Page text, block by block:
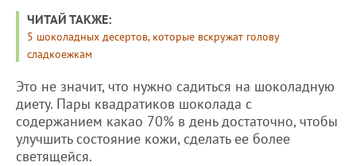
ЧИТАЙ ТАКЖЕ:
5 шоколадных десертов, которые вскружат голову
сладкоежкам
Это не значит, что нужно садиться на шоколадную
диету. Пары квадратиков шоколада с
содержанием какао 70% в день достаточно, чтобы
улучшить состояние кожи, сделать ее более
светящейся.